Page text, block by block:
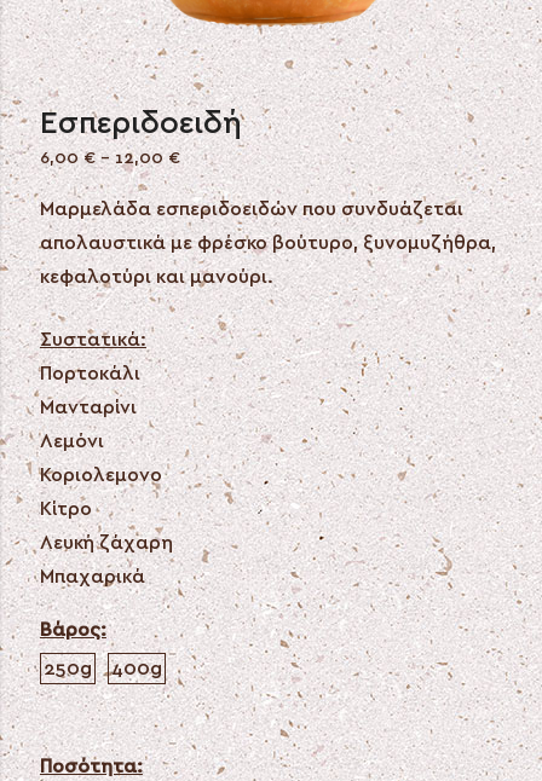
Εσπεριδοειδή
6,00€–12,00€
Μαρμελάδα εσπεριδοειδών που συνδυάζεται
απολαυστικά με φρέσκο βούτυρο, ξυνομυζήθρα,
κεφαλοτύρι και μανούρι.
Συστατικά:
Πορτοκάλι
Μανταρίνι
Λεμόνι
Κοριολεμονο
Κίτρο
Λευκή ζάχαρη
Μπαχαρικά
Βάρος:
250g
400g
Ποσότητα: